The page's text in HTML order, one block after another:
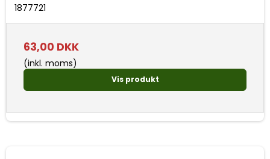
1877721
63,00 DKK
(inkl. moms)
Vis produkt